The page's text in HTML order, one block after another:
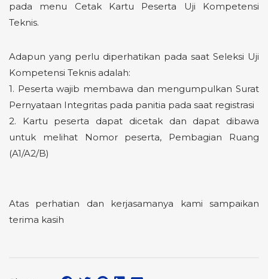
pada menu Cetak Kartu Peserta Uji Kompetensi
Teknis.
Adapun yang perlu diperhatikan pada saat Seleksi Uji
Kompetensi Teknis adalah:
1. Peserta wajib membawa dan mengumpulkan Surat
Pernyataan Integritas pada panitia pada saat registrasi
2. Kartu peserta dapat dicetak dan dapat dibawa
untuk melihat Nomor peserta, Pembagian Ruang
(A1/A2/B)
Atas perhatian dan kerjasamanya kami sampaikan
terima kasih